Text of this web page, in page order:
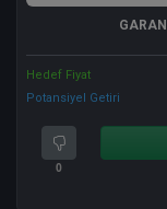
GARAN
Hedef Fiyat
Potansiyel Getiri
0